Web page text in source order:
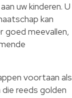
uw kinderen. U
kan
goed meevallen,
voortaan als
reeds golden